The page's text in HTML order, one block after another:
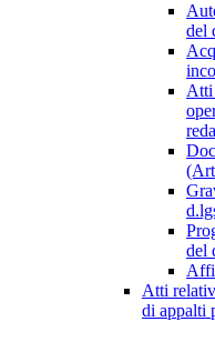
del
Atti
del
Atti
di appalti